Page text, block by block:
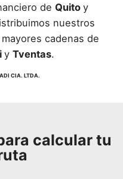
de Quito y
nuestros
cadenas de
y Tventas.
CIA. LTDA.
calcular tu